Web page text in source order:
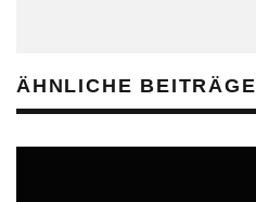
ÄHNLICHE BEITRÄGE